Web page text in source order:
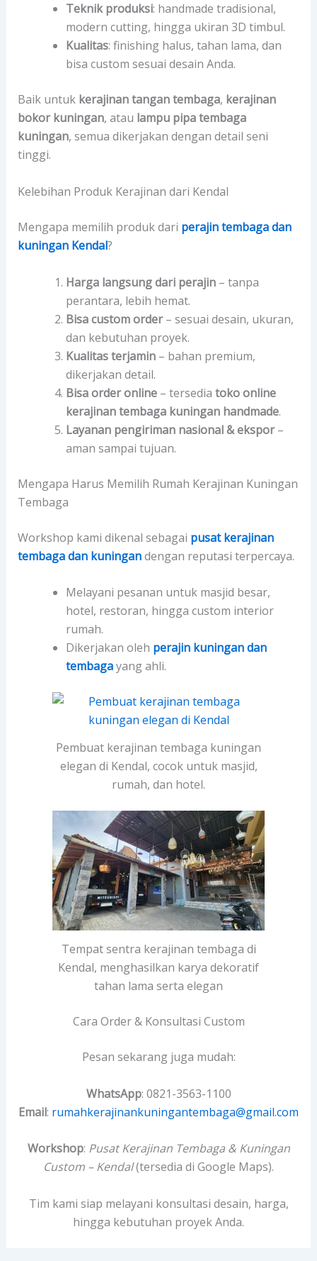
Teknik produksi: handmade tradisional,
modern cutting, hingga ukiran 3D timbul.
Kualitas: finishing halus, tahan lama, dan
bisa custom sesuai desain Anda.
Baik untuk kerajinan tangan tembaga, kerajinan
bokor kuningan, atau lampu pipa tembaga
kuningan, semua dikerjakan dengan detail seni
tinggi.
Kelebihan Produk Kerajinan dari Kendal
Mengapa memilih produk dari perajin tembaga dan
kuningan Kendal?
Harga langsung dari perajin– tanpa
perantara, lebih hemat.
Bisa custom order– sesuai desain, ukuran,
dan kebutuhan proyek.
Kualitas terjamin– bahan premium,
dikerjakan detail.
Bisa order online– tersedia toko online
kerajinan tembaga kuningan handmade.
Layanan pengiriman nasional & ekspor–
aman sampai tujuan.
Mengapa Harus Memilih Rumah Kerajinan Kuningan
Tembaga
Workshop kami dikenal sebagai pusat kerajinan
tembaga dan kuningandengan reputasi terpercaya.
Melayani pesanan untuk masjid besar,
hotel, restoran, hingga custom interior
rumah.
Dikerjakan oleh perajin kuningan dan
tembagayang ahli.
Pembuat kerajinan tembaga kuningan
elegan di Kendal, cocok untuk masjid,
rumah, dan hotel.
Tempat sentra kerajinan tembaga di
Kendal, menghasilkan karya dekoratif
tahan lama serta elegan
Cara Order & Konsultasi Custom
Pesan sekarang juga mudah:
WhatsApp: 0821-3563-1100
Email: rumahkerajinankuningantembaga@gmail.com
Workshop: Pusat Kerajinan Tembaga & Kuningan
Custom – Kendal(tersedia di Google Maps).
Tim kami siap melayani konsultasi desain, harga,
hingga kebutuhan proyek Anda.